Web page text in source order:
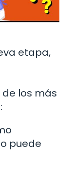
etapa,
los más
puede